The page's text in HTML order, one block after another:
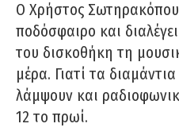
Ο Χρήστος
ποδόσφαιρο και
του δισκοθήκη τη
μέρα. Γιατί τα
λάμψουν και
12 το πρωί.